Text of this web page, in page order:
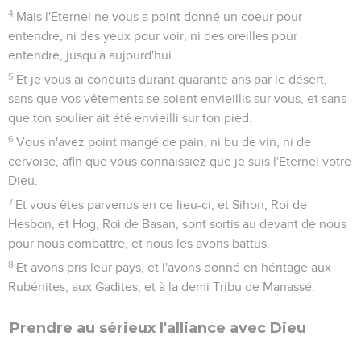
4 Mais l'Eternel ne vous a point donné un coeur pour
entendre, ni des yeux pour voir, ni des oreilles pour
entendre, jusqu'à aujourd'hui.
5 Et je vous ai conduits durant quarante ans par le désert,
sans que vos vêtements se soient envieillis sur vous, et sans
que ton soulier ait été envieilli sur ton pied.
6 Vous n'avez point mangé de pain, ni bu de vin, ni de
cervoise, afin que vous connaissiez que je suis l'Eternel votre
Dieu.
7 Et vous êtes parvenus en ce lieu-ci, et Sihon, Roi de
Hesbon, et Hog, Roi de Basan, sont sortis au devant de nous
pour nous combattre, et nous les avons battus.
8 Et avons pris leur pays, et l'avons donné en héritage aux
Rubénites, aux Gadites, et à la demi Tribu de Manassé.
Prendre au sérieux l'alliance avec Dieu